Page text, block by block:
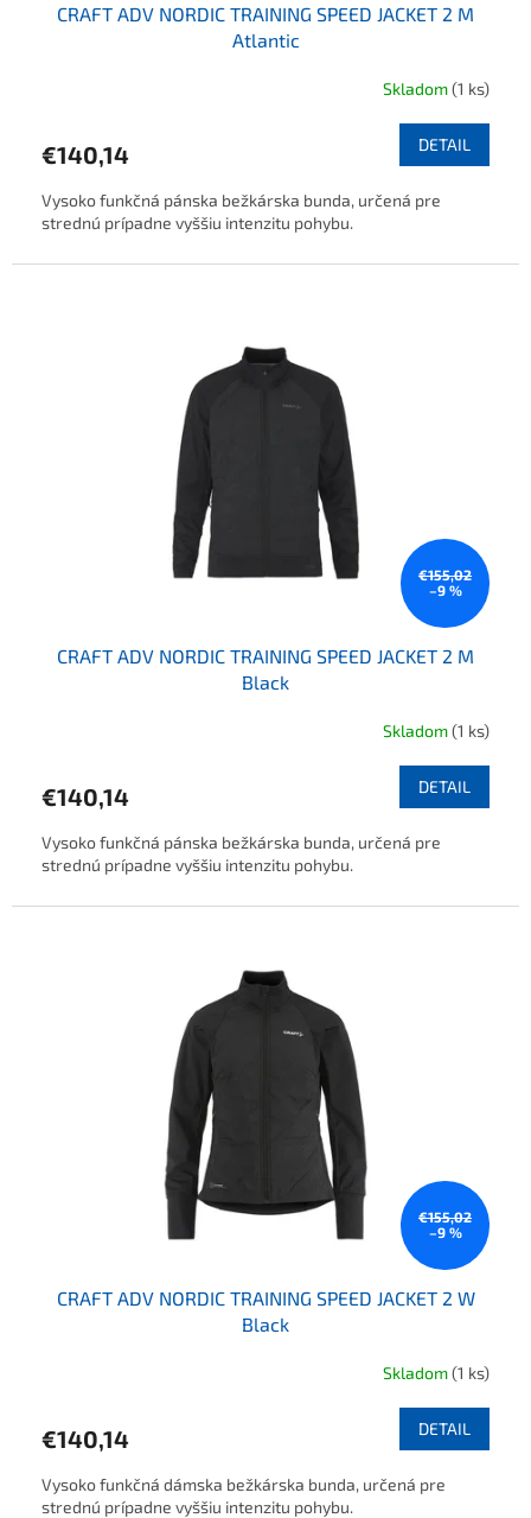
CRAFT ADV NORDIC TRAINING SPEED JACKET 2 M
Atlantic
Skladom(1 ks)
€140,14 DETAIL
Vysoko funkčná pánska bežkárska bunda, určená pre
strednú prípadne vyššiu intenzitu pohybu.
€155,02
–9 %
CRAFT ADV NORDIC TRAINING SPEED JACKET 2 M
Black
Skladom(1 ks)
€140,14 DETAIL
Vysoko funkčná pánska bežkárska bunda, určená pre
strednú prípadne vyššiu intenzitu pohybu.
€155,02
–9 %
CRAFT ADV NORDIC TRAINING SPEED JACKET 2 W
Black
Skladom(1 ks)
€140,14 DETAIL
Vysoko funkčná dámska bežkárska bunda, určená pre
strednú prípadne vyššiu intenzitu pohybu.